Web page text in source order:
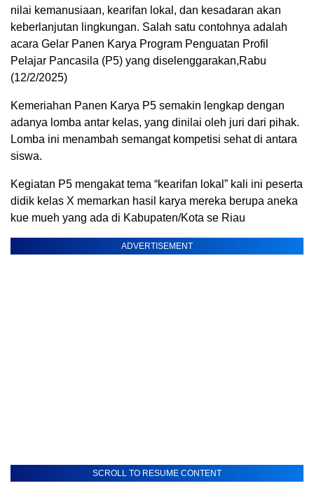
nilai kemanusiaan, kearifan lokal, dan kesadaran akan
keberlanjutan lingkungan. Salah satu contohnya adalah
acara Gelar Panen Karya Program Penguatan Profil
Pelajar Pancasila (P5) yang diselenggarakan,Rabu
(12/2/2025)
Kemeriahan Panen Karya P5 semakin lengkap dengan
adanya lomba antar kelas, yang dinilai oleh juri dari pihak.
Lomba ini menambah semangat kompetisi sehat di antara
siswa.
Kegiatan P5 mengakat tema “kearifan lokal” kali ini peserta
didik kelas X memarkan hasil karya mereka berupa aneka
kue mueh yang ada di Kabupaten/Kota se Riau
ADVERTISEMENT
SCROLL TO RESUME CONTENT